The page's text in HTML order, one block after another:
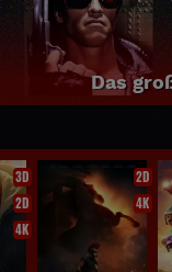
3D
2D
4K
2D
4K